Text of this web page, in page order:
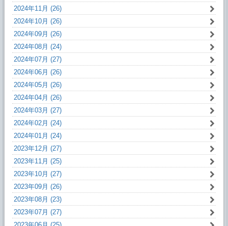
2024年11月 (26)
2024年10月 (26)
2024年09月 (26)
2024年08月 (24)
2024年07月 (27)
2024年06月 (26)
2024年05月 (26)
2024年04月 (26)
2024年03月 (27)
2024年02月 (24)
2024年01月 (24)
2023年12月 (27)
2023年11月 (25)
2023年10月 (27)
2023年09月 (26)
2023年08月 (23)
2023年07月 (27)